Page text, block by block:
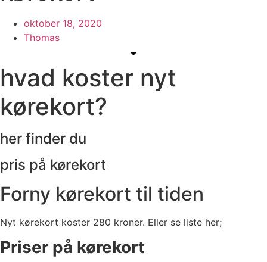
oktober 18, 2020
Thomas
hvad koster nyt
kørekort?
her finder du
pris på kørekort
Forny kørekort til tiden
Nyt kørekort koster 280 kroner. Eller se liste her;
Priser på kørekort